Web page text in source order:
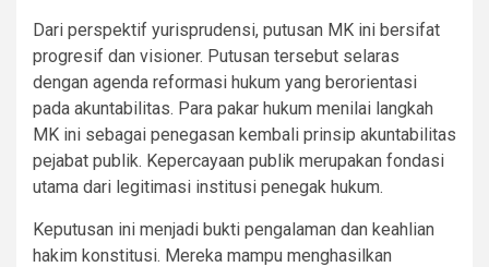
Dari perspektif yurisprudensi, putusan MK ini bersifat
progresif dan visioner. Putusan tersebut selaras
dengan agenda reformasi hukum yang berorientasi
pada akuntabilitas. Para pakar hukum menilai langkah
MK ini sebagai penegasan kembali prinsip akuntabilitas
pejabat publik. Kepercayaan publik merupakan fondasi
utama dari legitimasi institusi penegak hukum.
Keputusan ini menjadi bukti pengalaman dan keahlian
hakim konstitusi. Mereka mampu menghasilkan